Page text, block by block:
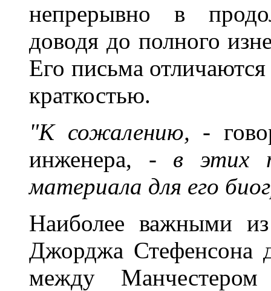
непрерывно в
доводя до полного
Его письма
краткостью.
"К сожалению, -
инженера, - в этих
материала для его
Наиболее важными
Джорджа Стефенсона
между